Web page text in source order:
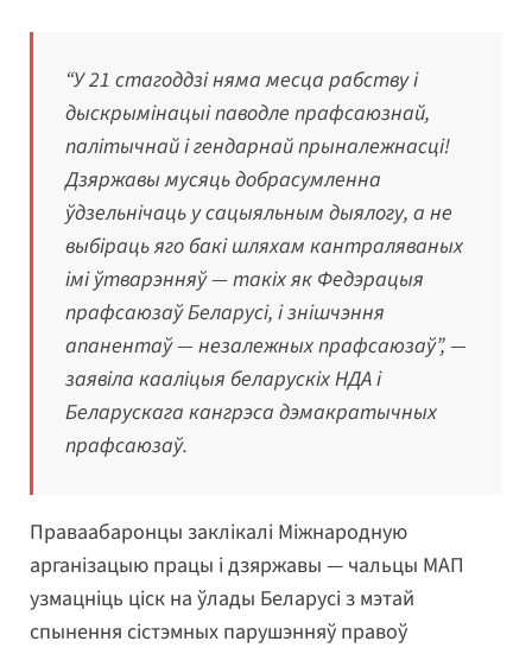
“У 21 стагоддзі няма месца рабству і
дыскрымінацыі паводле прафсаюзнай,
палітычнай і гендарнай прыналежнасці!
Дзяржавы мусяць добрасумленна
ўдзельнічаць у сацыяльным дыялогу, а не
выбіраць яго бакі шляхам кантраляваных
імі ўтварэнняў — такіх як Федэрацыя
прафсаюзаў Беларусі, і знішчэння
апанентаў — незалежных прафсаюзаў”,—
заявіла кааліцыя беларускіх НДА і
Беларускага кангрэса дэмакратычных
прафсаюзаў.
Праваабаронцы заклікалі Міжнародную
арганізацыю працы і дзяржавы — чальцы МАП
узмацніць ціск на ўлады Беларусі з мэтай
спынення сістэмных парушэнняў правоў